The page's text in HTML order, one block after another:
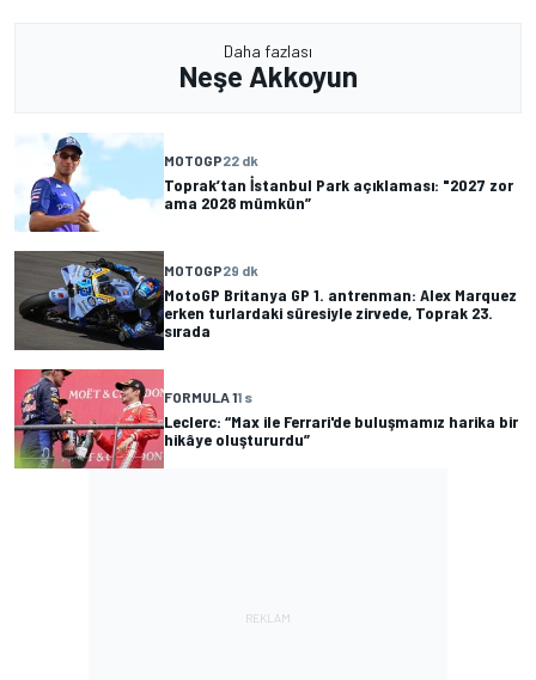
Daha fazlası
Neşe Akkoyun
MOTOGP22 dk
Toprak’tan İstanbul Park açıklaması: "2027 zor
ama 2028 mümkün”
MOTOGP29 dk
MotoGP Britanya GP 1. antrenman: Alex Marquez
erken turlardaki süresiyle zirvede, Toprak 23.
sırada
FORMULA 11 s
Leclerc: “Max ile Ferrari'de buluşmamız harika bir
hikâye oluştururdu”